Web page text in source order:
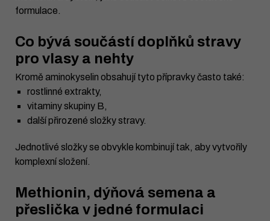
formulace.
Co bývá součástí doplňků stravy
pro vlasy a nehty
Kromě aminokyselin obsahují tyto přípravky často také:
rostlinné extrakty,
vitaminy skupiny B,
další přirozené složky stravy.
Jednotlivé složky se obvykle kombinují tak, aby vytvořily
komplexní složení.
Methionin, dýňová semena a
přeslička v jedné formulaci